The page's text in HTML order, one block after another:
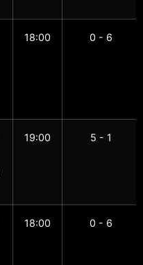
18:00 0 - 6
19:00 5 - 1
18:00 0 - 6